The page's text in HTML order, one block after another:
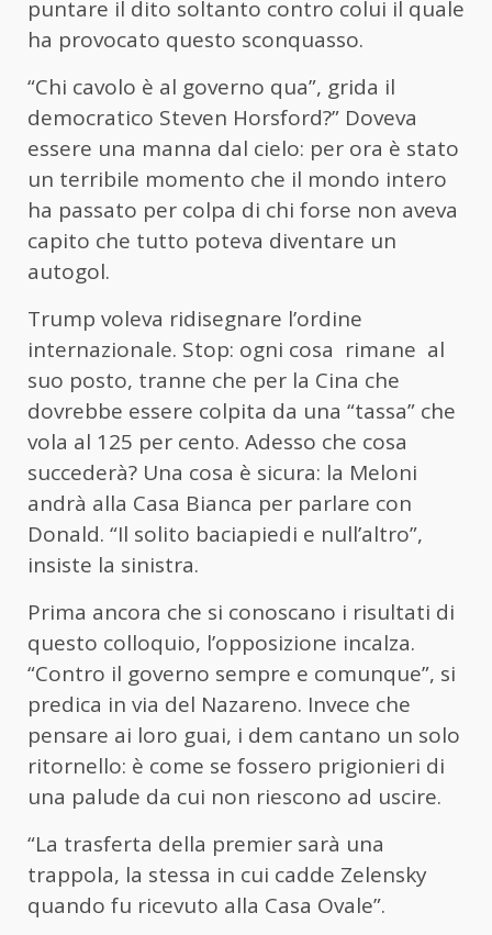
puntare il dito soltanto contro colui il quale
ha provocato questo sconquasso.
“Chi cavolo è al governo qua”, grida il
democratico Steven Horsford?” Doveva
essere una manna dal cielo: per ora è stato
un terribile momento che il mondo intero
ha passato per colpa di chi forse non aveva
capito che tutto poteva diventare un
autogol.
Trump voleva ridisegnare l’ordine
internazionale. Stop: ogni cosa rimane al
suo posto, tranne che per la Cina che
dovrebbe essere colpita da una “tassa” che
vola al 125 per cento. Adesso che cosa
succederà? Una cosa è sicura: la Meloni
andrà alla Casa Bianca per parlare con
Donald. “Il solito baciapiedi e null’altro”,
insiste la sinistra.
Prima ancora che si conoscano i risultati di
questo colloquio, l’opposizione incalza.
“Contro il governo sempre e comunque”, si
predica in via del Nazareno. Invece che
pensare ai loro guai, i dem cantano un solo
ritornello: è come se fossero prigionieri di
una palude da cui non riescono ad uscire.
“La trasferta della premier sarà una
trappola, la stessa in cui cadde Zelensky
quando fu ricevuto alla Casa Ovale”.